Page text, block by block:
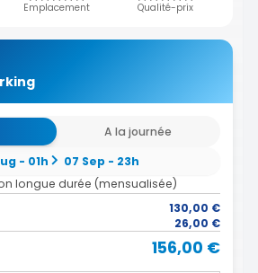
Emplacement Qualité-prix
A la journée
- 01h
07 Sep - 23h
longue durée (mensualisée)
130,00 €
26,00 €
156,00 €